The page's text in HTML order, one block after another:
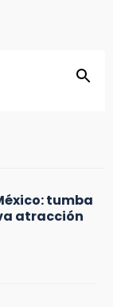
tumba
atracción